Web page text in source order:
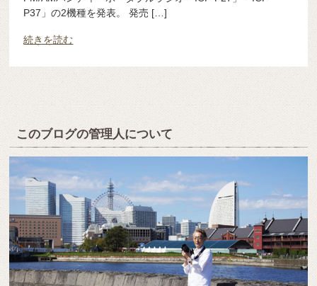
P37」の2機種を発表。 発売 […]
続きを読む
このブログの管理人について